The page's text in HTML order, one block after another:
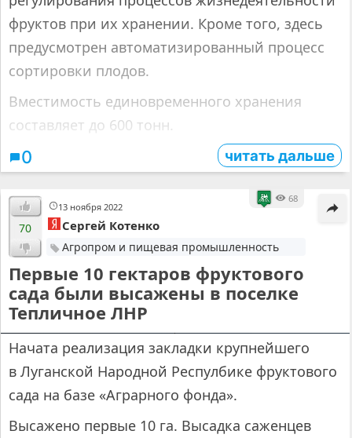
фруктов при их хранении. Кроме того, здесь
предусмотрен автоматизированный процесс
сортировки плодов.
Вместимость единовременного хранения
составляет до 600 тонн.
0 читать дальше
13 ноября 2022
68
70 Сергей Котенко
Агропром и пищевая промышленность
Первые 10 гектаров фруктового
сада были высажены в поселке
Тепличное ЛНР
Начата реализация закладки крупнейшего
в Луганской Народной Респулбике фруктового
сада на базе «Аграрного фонда».
Высажено первые 10 га. Высадка саженцев